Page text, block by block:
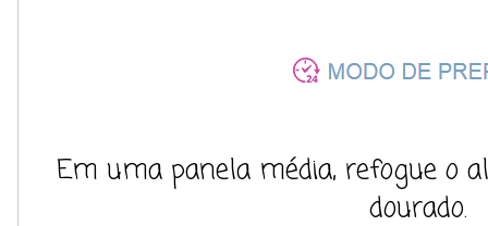
Em uma panela média, refogue o
dourado.